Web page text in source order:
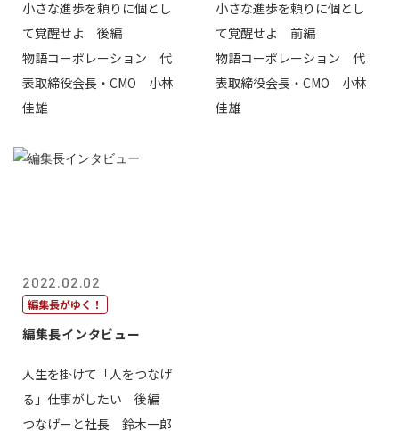
小さな進歩を頼りに個とし
て覚醒せよ 後編
物語コーポレーション 代
表取締役会長・CMO 小林
佳雄
小さな進歩を頼りに個とし
て覚醒せよ 前編
物語コーポレーション 代
表取締役会長・CMO 小林
佳雄
2022.02.02
編集長がゆく！
編集長インタビュー
人生を掛けて「人をつなげ
る」仕事がしたい 後編
つなげーと社長 鈴木一郎